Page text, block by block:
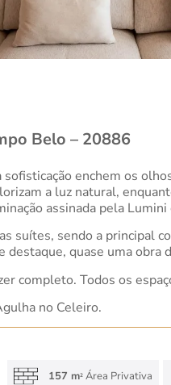
Belo – 20886
enchem os
a luz natural,
assinada pela Lumini
suítes, sendo a principal
quase uma obra
completo. Todos os
no Celeiro.
157 m2Área Privativa